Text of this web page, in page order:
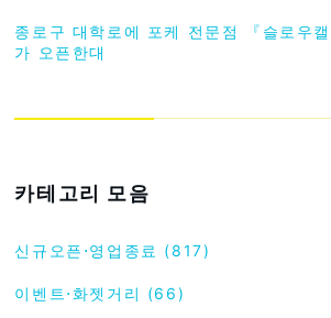
종로구 대학로에 포케 전문점 『슬로우
가 오픈한대
카테고리 모음
신규오픈⋅영업종료 (817)
이벤트⋅화젯거리 (66)